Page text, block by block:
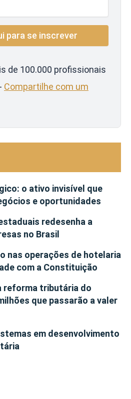
de 100.000 profissionais
Compartilhe com um
o ativo invisível que
e oportunidades
redesenha a
no Brasil
nas operações de hotelaria
com a Constituição
reforma tributária do
que passarão a valer
em desenvolvimento